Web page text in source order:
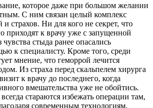
которое даже при большом желании
С ним связан целый комплекс
страхов. Ни для кого не секрет, что
приходят к врачу уже с запущенной
стыда ранее опасались
к специалисту. Кроме того, среди
мнение, что геморрой лечится
Из страха перед скальпелем хирурга
к врачу до последнего, когда
вмешательства уже не обойтись.
стараются избежать операции там,
современным технологиям,